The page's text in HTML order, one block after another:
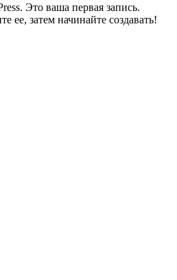
Это ваша первая запись.
ее, затем начинайте создавать!